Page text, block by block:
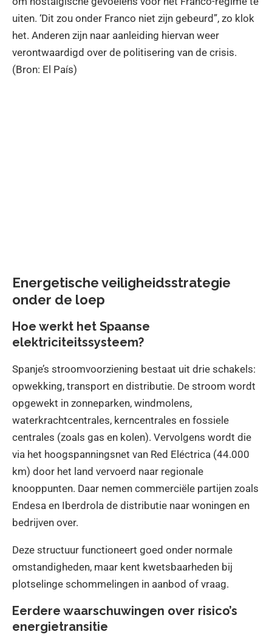
uiten. ‘Dit zou onder Franco niet zijn gebeurd”, zo klok
het. Anderen zijn naar aanleiding hiervan weer
verontwaardigd over de politisering van de crisis.
(Bron: El País)
Energetische veiligheidsstrategie
onder de loep
Hoe werkt het Spaanse
elektriciteitssysteem?
Spanje’s stroomvoorziening bestaat uit drie schakels:
opwekking, transport en distributie. De stroom wordt
opgewekt in zonneparken, windmolens,
waterkrachtcentrales, kerncentrales en fossiele
centrales (zoals gas en kolen). Vervolgens wordt die
via het hoogspanningsnet van Red Eléctrica (44.000
km) door het land vervoerd naar regionale
knooppunten. Daar nemen commerciële partijen zoals
Endesa en Iberdrola de distributie naar woningen en
bedrijven over.
Deze structuur functioneert goed onder normale
omstandigheden, maar kent kwetsbaarheden bij
plotselinge schommelingen in aanbod of vraag.
Eerdere waarschuwingen over risico’s
energietransitie